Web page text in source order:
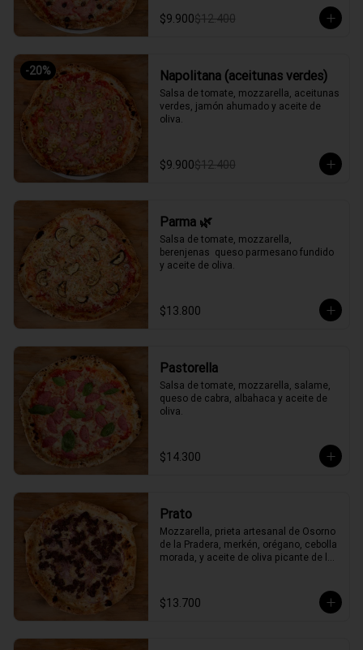
$9.900$12.400
-20% Napolitana (aceitunas verdes)
Salsa de tomate, mozzarella, aceitunas
verdes, jamón ahumado y aceite de
oliva.
$9.900$12.400
Parma 🌿
Salsa de tomate, mozzarella,
berenjenas  queso parmesano fundido
y aceite de oliva.
$13.800
Pastorella
Salsa de tomate, mozzarella, salame,
queso de cabra, albahaca y aceite de
oliva.
$14.300
Prato
Mozzarella, prieta artesanal de Osorno
de la Pradera, merkén, orégano, cebolla
morada, y aceite de oliva picante de la
$13.700